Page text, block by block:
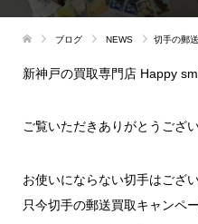
ブログ NEWS 切手の郵
新神戸の買取専門店 Happy
ご覧いただきありがとうござい
お使いにならない切手はござ
只今切手の郵送買取キャンペ